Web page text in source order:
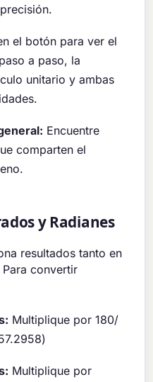
el botón para ver el
a paso, la
unitario y ambas
Encuentre
comparten el
y Radianes
resultados tanto en
convertir
Multiplique por 180/
Multiplique por